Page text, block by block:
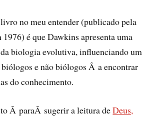
no meu entender (publicado pela
é que Dawkins apresenta uma
biologia evolutiva, influenciando um
e não biólogos Â a encontrar
do conhecimento.
Â paraÂ sugerir a leitura deDeus,